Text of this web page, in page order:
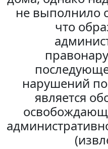
не выполнило
что
нарушений
является